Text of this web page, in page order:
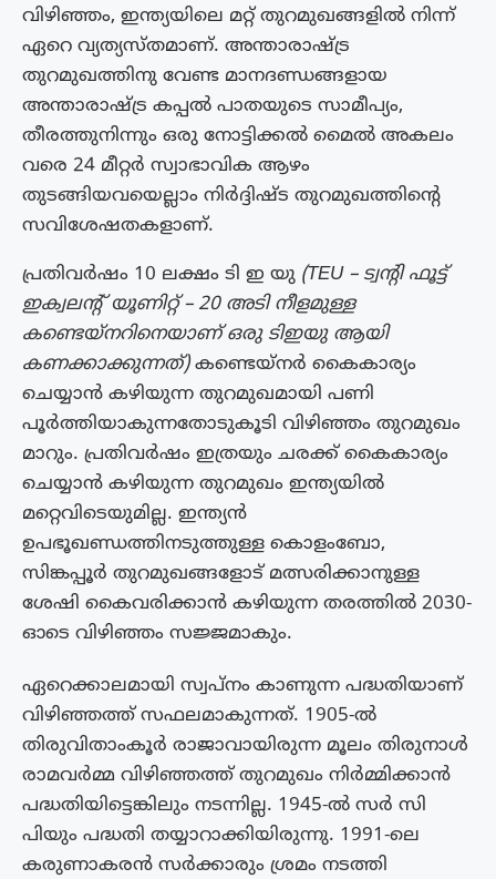
വിഴിഞ്ഞം, ഇന്ത്യയിലെ മറ്റ് തുറമുഖങ്ങളില്‍ നിന്ന്
ഏറെ വ്യത്യസ്‌തമാണ്. അന്താരാഷ്ട്ര
തുറമുഖത്തിനു വേണ്ട മാനദണ്ഡങ്ങളായ
അന്താരാഷ്ട്ര കപ്പൽ പാതയുടെ സാമീപ്യം,
തീരത്തുനിന്നും ഒരു നോട്ടിക്കൽ മൈൽ അകലം
വരെ 24 മീറ്റർ സ്വാഭാവിക ആഴം
തുടങ്ങിയവയെല്ലാം നിർദ്ദിഷ്ട തുറമുഖത്തിന്റെ
സവിശേഷതകളാണ്.
പ്രതിവര്‍ഷം 10 ലക്ഷം ടി ഇ യു (TEU – ട്വന്റി ഫൂട്ട്
ഇക്വലന്റ് യൂണിറ്റ് – 20 അടി നീളമുള്ള
കണ്ടെയ്നറിനെയാണ് ഒരു ടിഇയു ആയി
കണക്കാക്കുന്നത്)കണ്ടെയ്‌നര്‍ കൈകാര്യം
ചെയ്യാന്‍ കഴിയുന്ന തുറമുഖമായി പണി
പൂർത്തിയാകുന്നതോടുകൂടി വിഴിഞ്ഞം തുറമുഖം
മാറും. പ്രതിവര്‍ഷം ഇത്രയും ചരക്ക് കൈകാര്യം
ചെയ്യാന്‍ കഴിയുന്ന തുറമുഖം ഇന്ത്യയില്‍
മറ്റെവിടെയുമില്ല. ഇന്ത്യൻ
ഉപഭൂഖണ്ഡത്തിനടുത്തുള്ള കൊളംബോ,
സിങ്കപ്പൂർ തുറമുഖങ്ങളോട് മത്സരിക്കാനുള്ള
ശേഷി കൈവരിക്കാൻ കഴിയുന്ന തരത്തിൽ 2030-
ഓടെ വിഴിഞ്ഞം സജ്ജമാകും.
ഏറെക്കാലമായി സ്വപ്നം കാണുന്ന പദ്ധതിയാണ്
വിഴിഞ്ഞത്ത് സഫലമാകുന്നത്. 1905-ൽ
തിരുവിതാംകൂർ രാജാവായിരുന്ന മൂലം തിരുനാൾ
രാമവർമ്മ വിഴിഞ്ഞത്ത് തുറമുഖം നിർമ്മിക്കാൻ
പദ്ധതിയിട്ടെങ്കിലും നടന്നില്ല. 1945-ൽ സർ സി
പിയും പദ്ധതി തയ്യാറാക്കിയിരുന്നു. 1991-ലെ
കരുണാകരൻ സർക്കാരും ശ്രമം നടത്തി